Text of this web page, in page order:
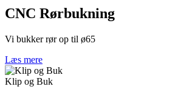
CNC Rørbukning
Vi bukker rør op til ø65
Læs mere
Klip og Buk